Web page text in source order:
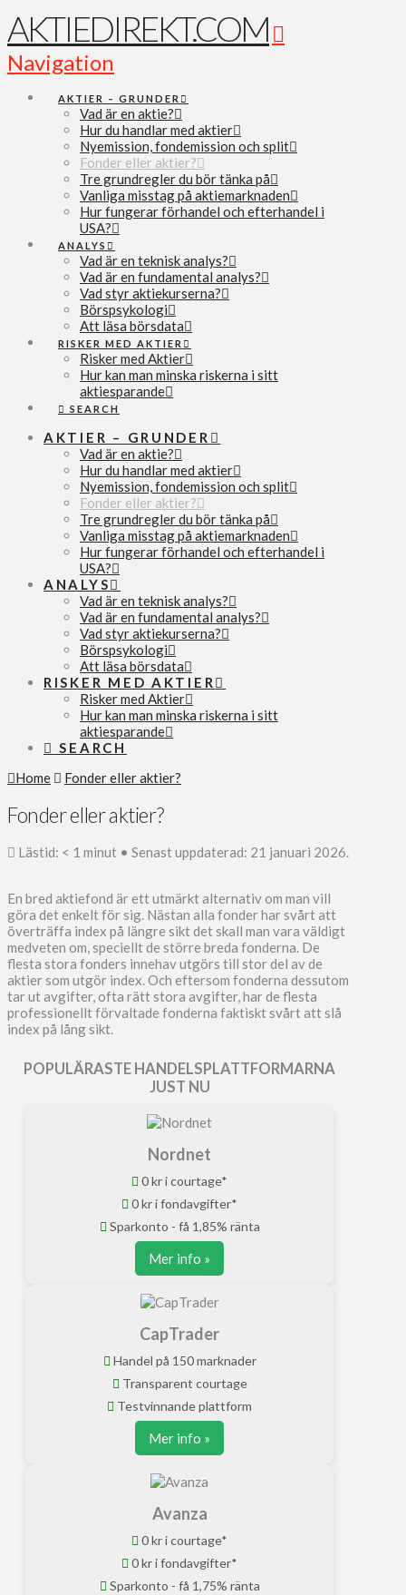
AKTIEDIREKT.COM
Navigation
AKTIER – GRUNDER
Vad är en aktie?
Hur du handlar med aktier
Nyemission, fondemission och split
Fonder eller aktier?
Tre grundregler du bör tänka på
Vanliga misstag på aktiemarknaden
Hur fungerar förhandel och efterhandel i
USA?
ANALYS
Vad är en teknisk analys?
Vad är en fundamental analys?
Vad styr aktiekurserna?
Börspsykologi
Att läsa börsdata
RISKER MED AKTIER
Risker med Aktier
Hur kan man minska riskerna i sitt
aktiesparande
SEARCH
AKTIER – GRUNDER
Vad är en aktie?
Hur du handlar med aktier
Nyemission, fondemission och split
Fonder eller aktier?
Tre grundregler du bör tänka på
Vanliga misstag på aktiemarknaden
Hur fungerar förhandel och efterhandel i
USA?
ANALYS
Vad är en teknisk analys?
Vad är en fundamental analys?
Vad styr aktiekurserna?
Börspsykologi
Att läsa börsdata
RISKER MED AKTIER
Risker med Aktier
Hur kan man minska riskerna i sitt
aktiesparande
SEARCH
Home
Fonder eller aktier?
Fonder eller aktier?
Lästid: < 1 minut • Senast uppdaterad: 21 januari 2026.
En bred aktiefond är ett utmärkt alternativ om man vill
göra det enkelt för sig. Nästan alla fonder har svårt att
överträffa index på längre sikt det skall man vara väldigt
medveten om, speciellt de större breda fonderna. De
flesta stora fonders innehav utgörs till stor del av de
aktier som utgör index. Och eftersom fonderna dessutom
tar ut avgifter, ofta rätt stora avgifter, har de flesta
professionellt förvaltade fonderna faktiskt svårt att slå
index på lång sikt.
POPULÄRASTE HANDELSPLATTFORMARNA
JUST NU
Nordnet
0 kr i courtage*
0 kr i fondavgifter*
Sparkonto - få 1,85% ränta
Mer info »
CapTrader
Handel på 150 marknader
Transparent courtage
Testvinnande plattform
Mer info »
Avanza
0 kr i courtage*
0 kr i fondavgifter*
Sparkonto - få 1,75% ränta